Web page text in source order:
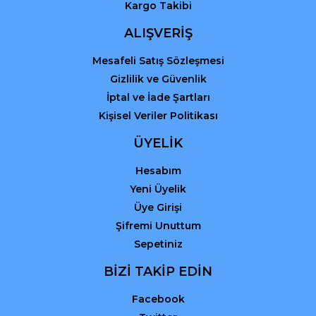
Kargo Takibi
ALIŞVERİŞ
Mesafeli Satış Sözleşmesi
Gizlilik ve Güvenlik
İptal ve İade Şartları
Kişisel Veriler Politikası
ÜYELİK
Hesabım
Yeni Üyelik
Üye Girişi
Şifremi Unuttum
Sepetiniz
BİZİ TAKİP EDİN
Facebook